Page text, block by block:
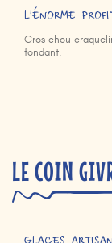
L'ÉNORME
Gros chou
fondant.
LE COIN